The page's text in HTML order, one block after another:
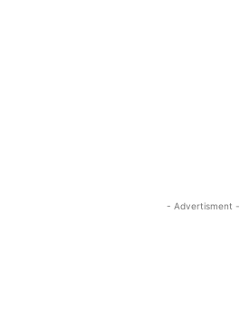
- Advertisment -